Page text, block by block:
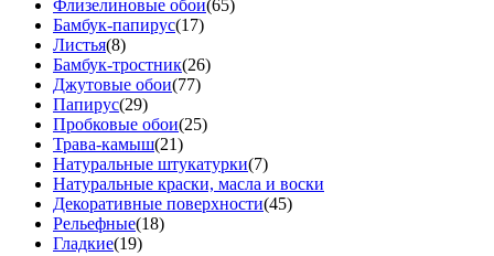
Флизелиновые обои(65)
Бамбук-папирус(17)
Листья(8)
Бамбук-тростник(26)
Джутовые обои(77)
Папирус(29)
Пробковые обои(25)
Трава-камыш(21)
Натуральные штукатурки(7)
Натуральные краски, масла и воски
Декоративные поверхности(45)
Рельефные(18)
Гладкие(19)